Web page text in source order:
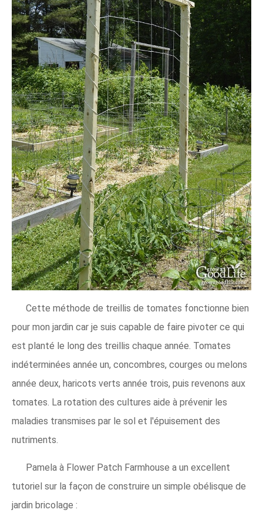
Cette méthode de treillis de tomates fonctionne bien
pour mon jardin car je suis capable de faire pivoter ce qui
est planté le long des treillis chaque année. Tomates
indéterminées année un, concombres, courges ou melons
année deux, haricots verts année trois, puis revenons aux
tomates. La rotation des cultures aide à prévenir les
maladies transmises par le sol et l'épuisement des
nutriments.
Pamela à Flower Patch Farmhouse a un excellent
tutoriel sur la façon de construire un simple obélisque de
jardin bricolage :